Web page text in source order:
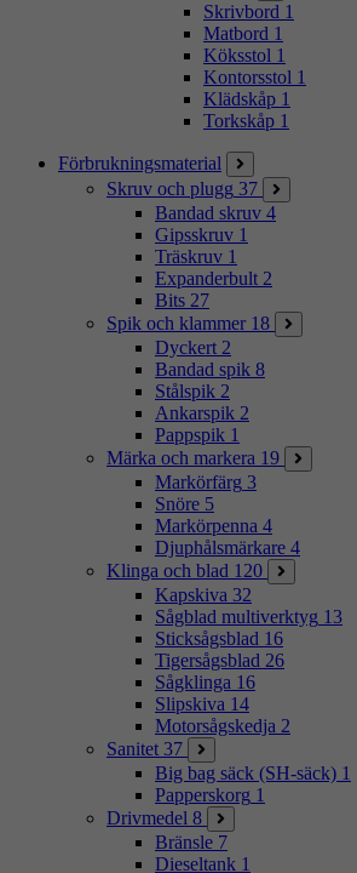
Skrivbord 1
Matbord 1
Köksstol 1
Kontorsstol 1
Klädskåp 1
Torkskåp 1
Förbrukningsmaterial
Skruv och plugg 37
Bandad skruv 4
Gipsskruv 1
Träskruv 1
Expanderbult 2
Bits 27
Spik och klammer 18
Dyckert 2
Bandad spik 8
Stålspik 2
Ankarspik 2
Pappspik 1
Märka och markera 19
Markörfärg 3
Snöre 5
Markörpenna 4
Djuphålsmärkare 4
Klinga och blad 120
Kapskiva 32
Sågblad multiverktyg 13
Sticksågsblad 16
Tigersågsblad 26
Sågklinga 16
Slipskiva 14
Motorsågskedja 2
Sanitet 37
Big bag säck (SH-säck) 1
Papperskorg 1
Drivmedel 8
Bränsle 7
Dieseltank 1